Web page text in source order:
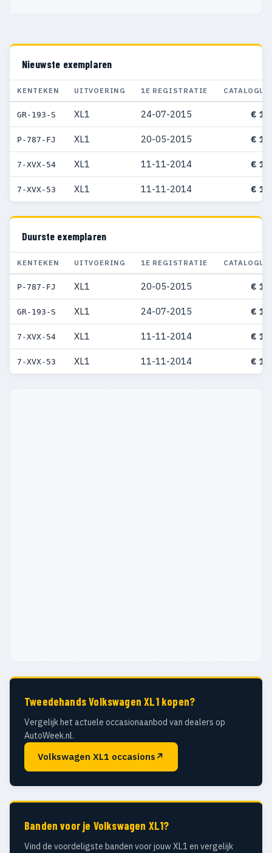
Nieuwste exemplaren
KENTEKEN UITVOERING 1E REGISTRATIE
GR-193-S XL1 24-07-2015 €
P-787-FJ XL1 20-05-2015 €
7-XVX-54 XL1 11-11-2014 €
7-XVX-53 XL1 11-11-2014 €
Duurste exemplaren
KENTEKEN UITVOERING 1E REGISTRATIE
P-787-FJ XL1 20-05-2015 €
GR-193-S XL1 24-07-2015 €
7-XVX-54 XL1 11-11-2014 €
7-XVX-53 XL1 11-11-2014 €
Tweedehands Volkswagen XL1 kopen?
Vergelijk het actuele occasionaanbod van dealers op
AutoWeek.nl.
Volkswagen XL1 occasions ↗
Banden voor je Volkswagen XL1?
Vind de voordeligste banden voor jouw XL1 en vergelijk